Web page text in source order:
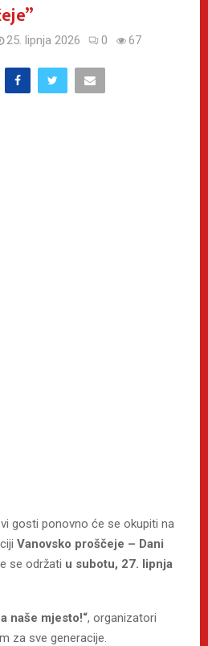
25. lipnja 2026 0 67
gosti ponovno će se okupiti na
Vanovsko proščeje – Dani
se održati u subotu, 27. lipnja
naše mjesto!“, organizatori
za sve generacije.